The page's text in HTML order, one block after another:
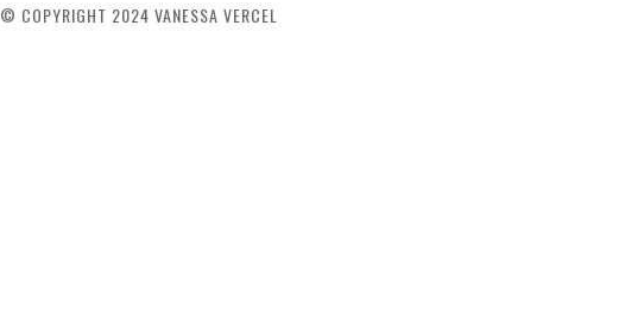
© COPYRIGHT 2024 VANESSA VERCEL